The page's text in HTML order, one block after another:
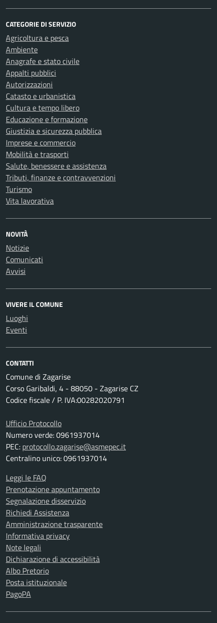
CATEGORIE DI SERVIZIO
Agricoltura e pesca
Ambiente
Anagrafe e stato civile
Appalti pubblici
Autorizzazioni
Catasto e urbanistica
Cultura e tempo libero
Educazione e formazione
Giustizia e sicurezza pubblica
Imprese e commercio
Mobilità e trasporti
Salute, benessere e assistenza
Tributi, finanze e contravvenzioni
Turismo
Vita lavorativa
NOVITÀ
Notizie
Comunicati
Avvisi
VIVERE IL COMUNE
Luoghi
Eventi
CONTATTI
Comune di Zagarise
Corso Garibaldi, 4 - 88050 - Zagarise CZ
Codice fiscale / P. IVA:00282020791
Ufficio Protocollo
Numero verde: 0961937014
PEC: protocollo.zagarise@asmepec.it
Centralino unico: 0961937014
Leggi le FAQ
Prenotazione appuntamento
Segnalazione disservizio
Richiedi Assistenza
Amministrazione trasparente
Informativa privacy
Note legali
Dichiarazione di accessibilità
Albo Pretorio
Posta istituzionale
PagoPA